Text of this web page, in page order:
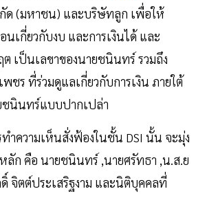
ด (มหาชน) และบริษัทลูก เพื่อให้
นเกี่ยวกับงบ และการเงินได้ และ
เป็นเลขาของนายชนินทร์ รวมถึง
ชร ที่ร่วมดูแลเกี่ยวกับการเงิน ภายใต้
ชนินทร์แบบปากเปล่า
ำความเห็นสั่งฟ้องในชั้น DSI นั้น จะมุ่ง
ลัก คือ นายชนินทร์ ,นายศรัทธา ,น.ส.ย
จิตต์ประเสริฐงาม และนิติบุคคลที่